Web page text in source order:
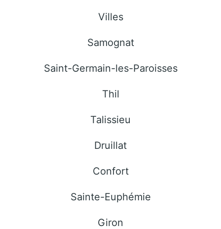
Villes
Samognat
Saint-Germain-les-Paroisses
Thil
Talissieu
Druillat
Confort
Sainte-Euphémie
Giron